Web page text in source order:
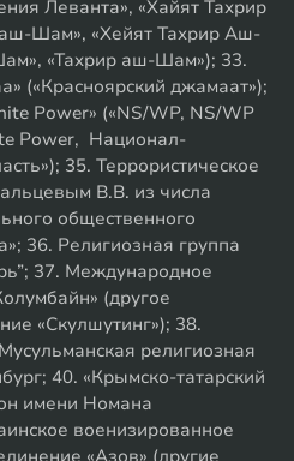
Леванта», «Хайят Тахрир
Шам», «Хейят Тахрир Аш-
«Тахрир аш-Шам»); 33.
(«Красноярский джамаат»);
Power» («NS/WP, NS/WP
Power, Национал-
35. Террористическое
В.В. из числа
общественного
36. Религиозная группа
37. Международное
(другое
«Скулшутинг»); 38.
религиозная
40. «Крымско-татарский
имени Номана
военизированное